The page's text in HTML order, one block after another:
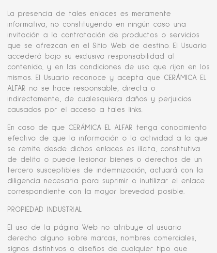
La presencia de tales enlaces es meramente
informativa, no constituyendo en ningún caso una
invitación a la contratación de productos o servicios
que se ofrezcan en el Sitio Web de destino. El Usuario
accederá bajo su exclusiva responsabilidad al
contenido, y en las condiciones de uso que rijan en los
mismos. El Usuario reconoce y acepta que CERÁMICA EL
ALFAR no se hace responsable, directa o
indirectamente, de cualesquiera daños y perjuicios
causados por el acceso a tales links.
En caso de que CERÁMICA EL ALFAR tenga conocimiento
efectivo de que la información o la actividad a la que
se remite desde dichos enlaces es ilícita, constitutiva
de delito o puede lesionar bienes o derechos de un
tercero susceptibles de indemnización, actuará con la
diligencia necesaria para suprimir o inutilizar el enlace
correspondiente con la mayor brevedad posible.
PROPIEDAD INDUSTRIAL
El uso de la página Web no atribuye al usuario
derecho alguno sobre marcas, nombres comerciales,
signos distintivos o diseños de cualquier tipo que